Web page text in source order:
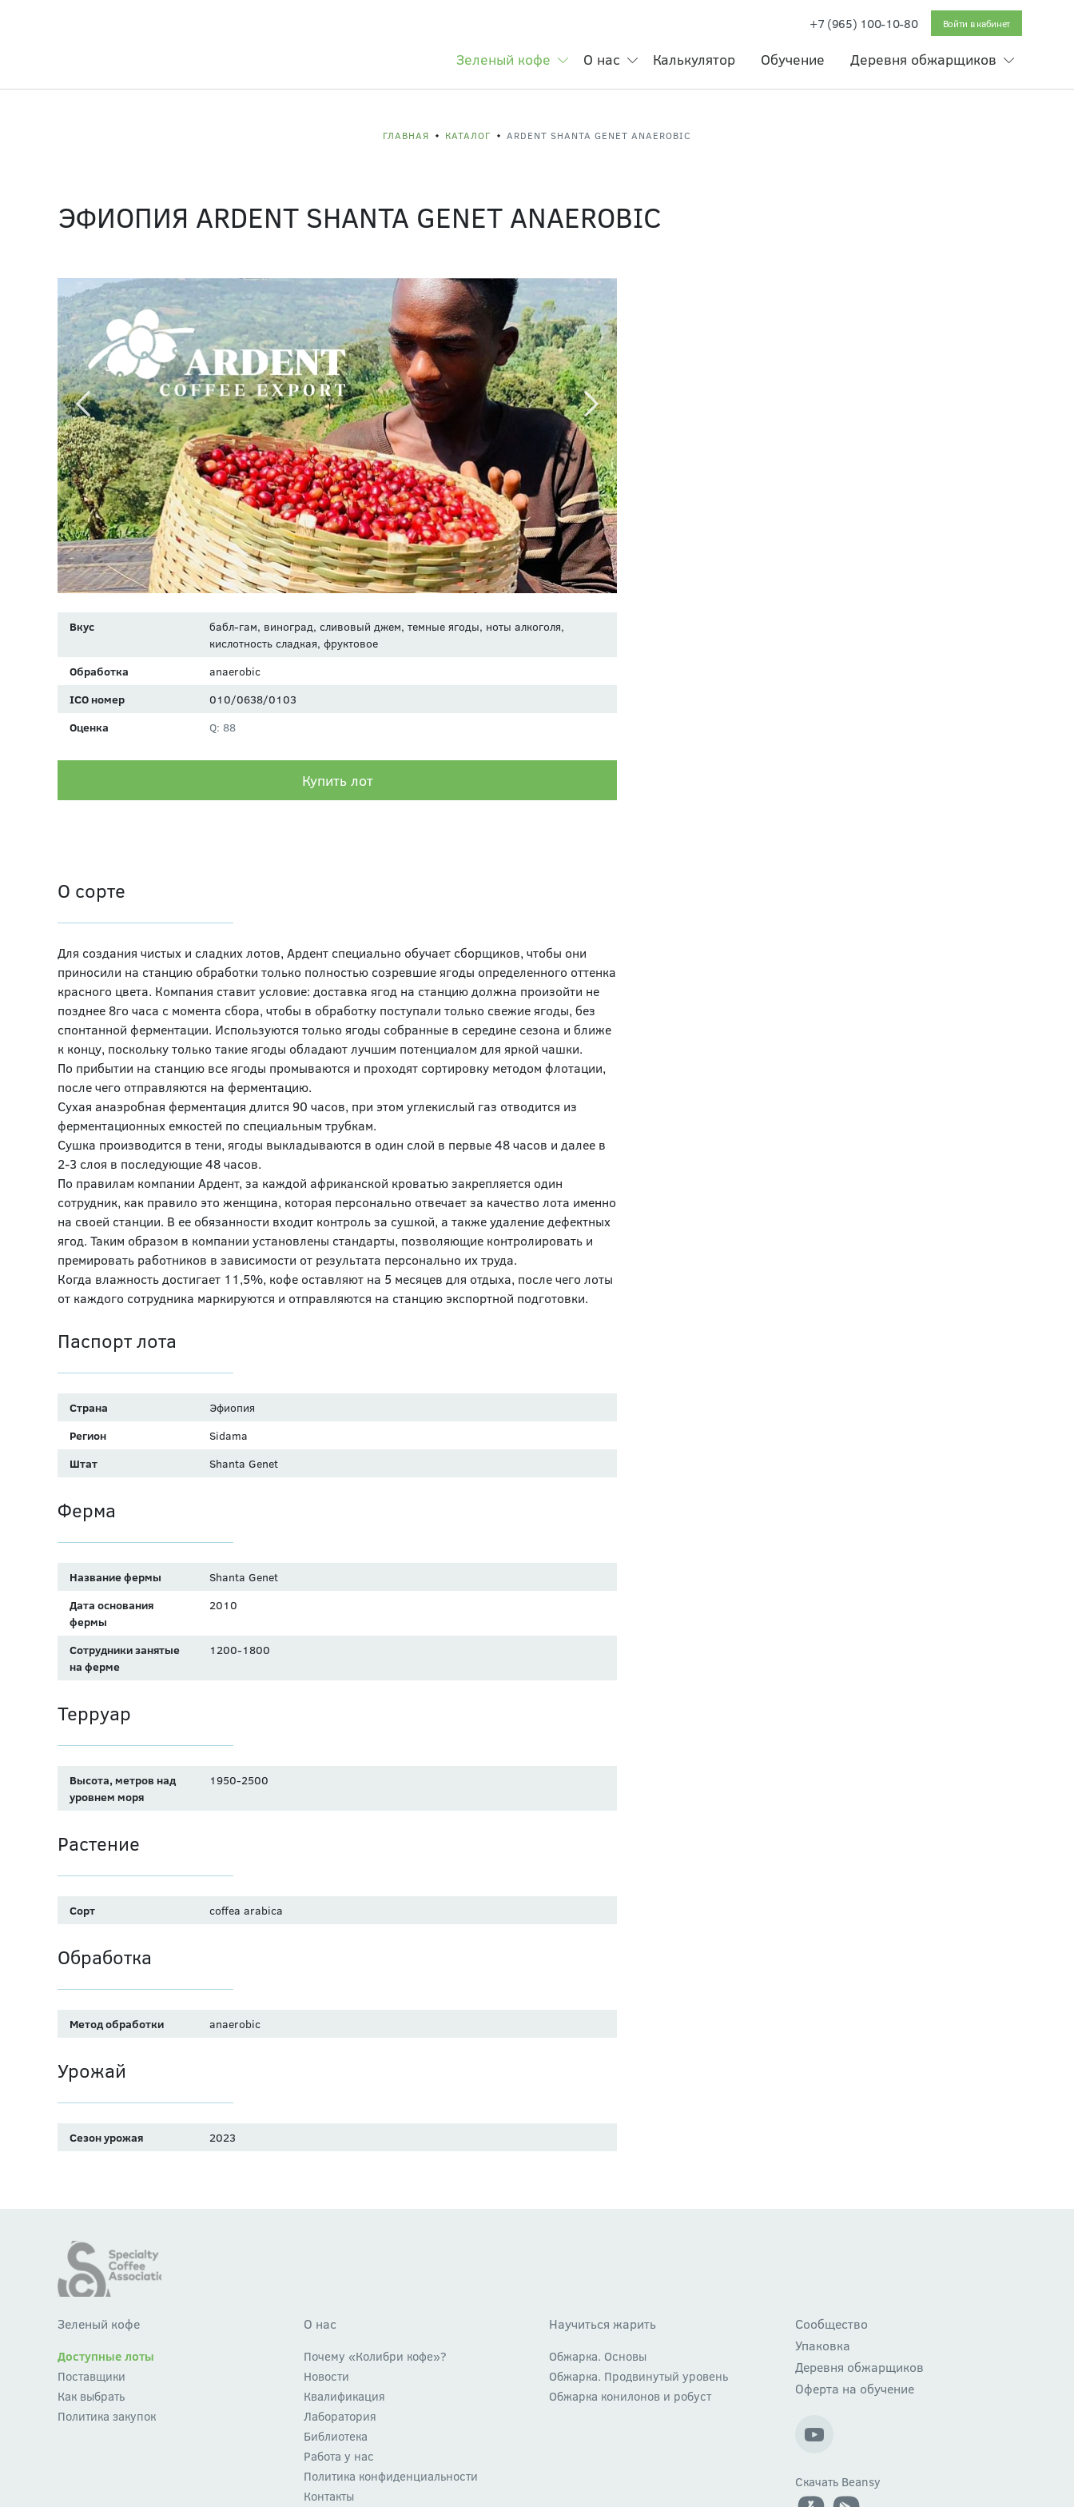
+7 (965) 100-10-80 Войти в кабинет
Зеленый кофе О нас Калькулятор Обучение Деревня обжарщиков
ГЛАВНАЯ КАТАЛОГ ARDENT SHANTA GENET ANAEROBIC
ЭФИОПИЯ ARDENT SHANTA GENET ANAEROBIC
Вкус
бабл-гам, виноград, сливовый джем, темные ягоды, ноты алкоголя,
кислотность сладкая, фруктовое
Обработка
anaerobic
ICO номер
010/0638/0103
Оценка
Q: 88
Купить лот
О сорте
Для создания чистых и сладких лотов, Ардент специально обучает сборщиков, чтобы они
приносили на станцию обработки только полностью созревшие ягоды определенного оттенка
красного цвета. Компания ставит условие: доставка ягод на станцию должна произойти не
позднее 8го часа с момента сбора, чтобы в обработку поступали только свежие ягоды, без
спонтанной ферментации. Используются только ягоды собранные в середине сезона и ближе
к концу, поскольку только такие ягоды обладают лучшим потенциалом для яркой чашки.
По прибытии на станцию все ягоды промываются и проходят сортировку методом флотации,
после чего отправляются на ферментацию.
Сухая анаэробная ферментация длится 90 часов, при этом углекислый газ отводится из
ферментационных емкостей по специальным трубкам.
Сушка производится в тени, ягоды выкладываются в один слой в первые 48 часов и далее в
2-3 слоя в последующие 48 часов.
По правилам компании Ардент, за каждой африканской кроватью закрепляется один
сотрудник, как правило это женщина, которая персонально отвечает за качество лота именно
на своей станции. В ее обязанности входит контроль за сушкой, а также удаление дефектных
ягод. Таким образом в компании установлены стандарты, позволяющие контролировать и
премировать работников в зависимости от результата персонально их труда.
Когда влажность достигает 11,5%, кофе оставляют на 5 месяцев для отдыха, после чего лоты
от каждого сотрудника маркируются и отправляются на станцию экспортной подготовки.
Паспорт лота
Страна
Эфиопия
Регион
Sidama
Штат
Shanta Genet
Ферма
Название фермы
Shanta Genet
Дата основания
фермы
2010
Сотрудники занятые
на ферме
1200-1800
Терруар
Высота, метров над
уровнем моря
1950-2500
Растение
Сорт coffea arabica
Обработка
Метод обработки anaerobic
Урожай
Сезон урожая 2023
Зеленый кофе
Доступные лоты
Поставщики
Как выбрать
Политика закупок
О нас
Почему «Колибри кофе»?
Новости
Квалификация
Лаборатория
Библиотека
Работа у нас
Политика конфиденциальности
Контакты
Научиться жарить
Обжарка. Основы
Обжарка. Продвинутый уровень
Обжарка конилонов и робуст
Сообщество
Упаковка
Деревня обжарщиков
Оферта на обучение
Скачать Beansy